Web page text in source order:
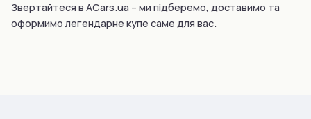
Звертайтеся в ACars.ua – ми підберемо, доставимо та
оформимо легендарне купе саме для вас.